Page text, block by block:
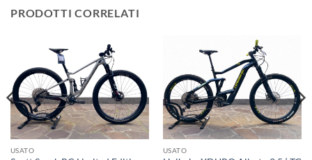
PRODOTTI CORRELATI
USATO USATO